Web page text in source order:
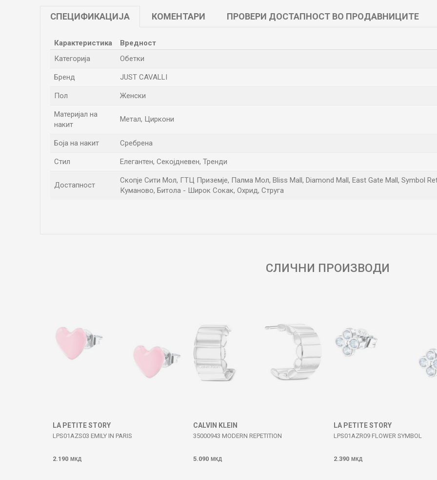
СПЕЦИФИКАЦИЈА КОМЕНТАРИ ПРОВЕРИ ДОСТАПНОСТ ВО ПРОДАВНИЦИТЕ
Карактеристика
Вредност
Категорија
Обетки
Бренд JUST CAVALLI
Пол Женски
Материјал на
накит
Метал, Циркони
Боја на накит Сребрена
Стил Елегантен, Секојдневен, Тренди
Достапност
Скопје Сити Мол, ГТЦ Приземје, Палма Мол, Bliss Mall, Diamond Mall, East Gate Mall, Symbol
Куманово, Битола - Широк Сокак, Охрид, Струга
СЛИЧНИ ПРОИЗВОДИ
LA PETITE STORY
LPS01AZS03 EMILY IN PARIS
2.190 МКД
CALVIN KLEIN
35000943 MODERN REPETITION
5.090 МКД
LA PETITE STORY
LPS01AZR09 FLOWER SYMBOL
2.390 МКД